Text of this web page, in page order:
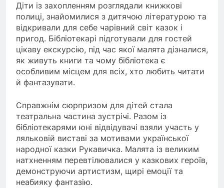
Діти із захопленням розглядали книжкові
полиці, знайомилися з дитячою літературою та
відкривали для себе чарівний світ казок і
пригод. Бібліотекарі підготували для гостей
цікаву екскурсію, під час якої малята дізналися,
як живуть книги та чому бібліотека є
особливим місцем для всіх, хто любить читати
й фантазувати.
Справжнім сюрпризом для дітей стала
театральна частина зустрічі. Разом із
бібліотекарями юні відвідувачі взяли участь у
ляльковій виставі за мотивами української
народної казки Рукавичка. Малята із великим
натхненням перевтілювалися у казкових героїв,
демонструючи артистизм, щирі емоції та
неабияку фантазію.